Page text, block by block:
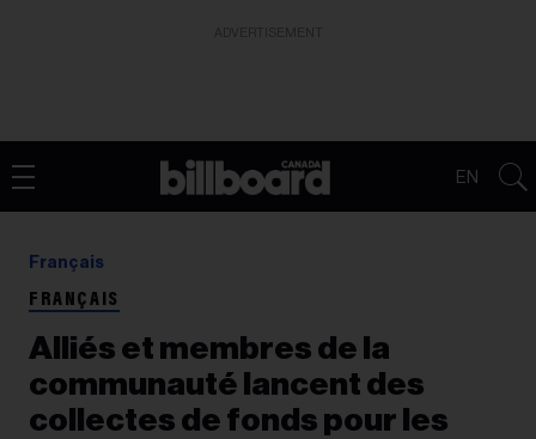
EN
Français
FRANÇAIS
Alliés et membres de la
communauté lancent des
collectes de fonds pour les